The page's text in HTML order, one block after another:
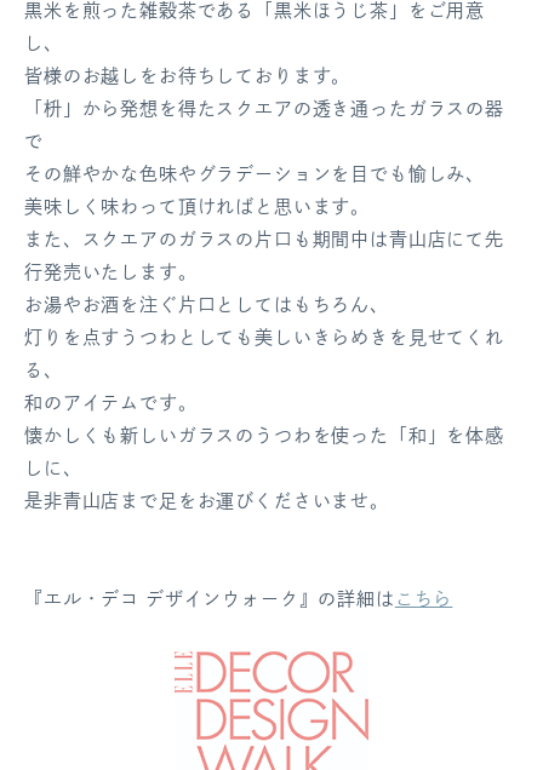
黒米を煎った雑穀茶である「黒米ほうじ茶」をご用意
し、
皆様のお越しをお待ちしております。
「枡」から発想を得たスクエアの透き通ったガラスの器
で
その鮮やかな色味やグラデーションを目でも愉しみ、
美味しく味わって頂ければと思います。
また、スクエアのガラスの片口も期間中は青山店にて先
行発売いたします。
お湯やお酒を注ぐ片口としてはもちろん、
灯りを点すうつわとしても美しいきらめきを見せてくれ
る、
和のアイテムです。
懐かしくも新しいガラスのうつわを使った「和」を体感
しに、
是非青山店まで足をお運びくださいませ。
『エル・デコ デザインウォーク』の詳細は こちら